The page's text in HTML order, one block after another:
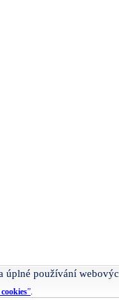
úplné používání
”.